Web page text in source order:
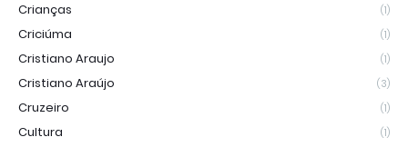
Crianças (1)
Criciúma (1)
Cristiano Araujo (1)
Cristiano Araújo (3)
Cruzeiro (1)
Cultura (1)